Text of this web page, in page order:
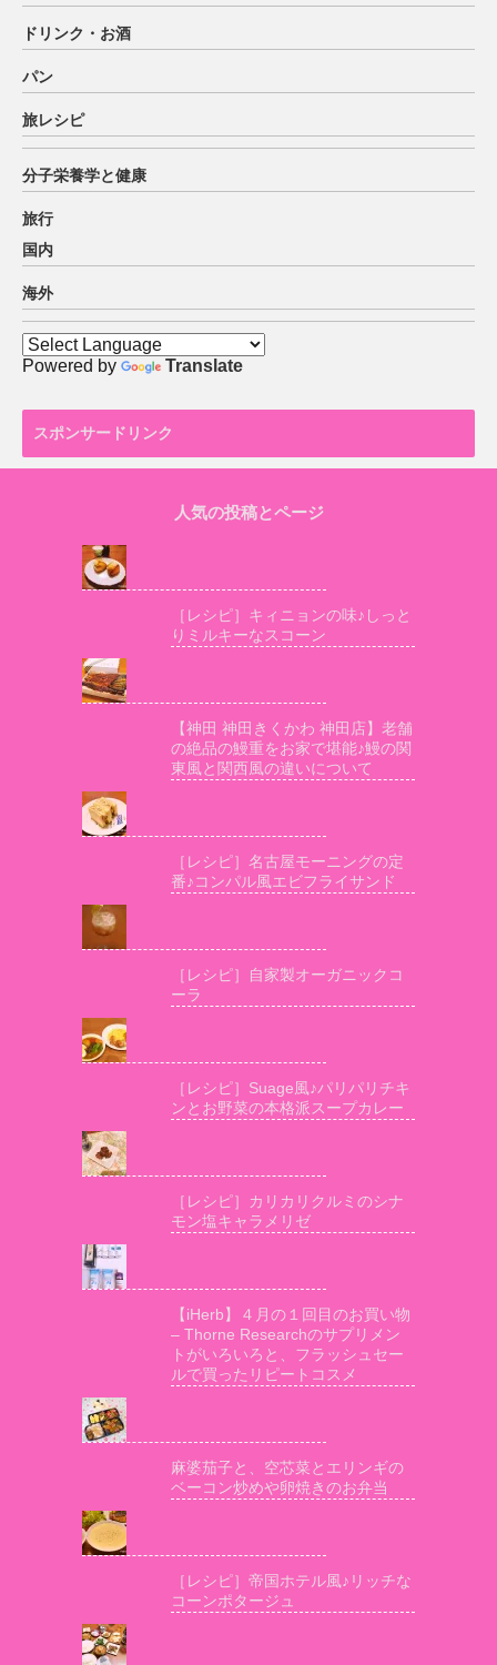
ドリンク・お酒
パン
旅レシピ
分子栄養学と健康
旅行
国内
海外
Powered by Translate
スポンサードリンク
人気の投稿とページ
［レシピ］キィニョンの味♪しっと
りミルキーなスコーン
【神田 神田きくかわ 神田店】老舗
の絶品の鰻重をお家で堪能♪鰻の関
東風と関西風の違いについて
［レシピ］名古屋モーニングの定
番♪コンパル風エビフライサンド
［レシピ］自家製オーガニックコ
ーラ
［レシピ］Suage風♪パリパリチキ
ンとお野菜の本格派スープカレー
［レシピ］カリカリクルミのシナ
モン塩キャラメリゼ
【iHerb】４月の１回目のお買い物
– Thorne Researchのサプリメン
トがいろいろと、フラッシュセー
ルで買ったリピートコスメ
麻婆茄子と、空芯菜とエリンギの
ベーコン炒めや卵焼きのお弁当
［レシピ］帝国ホテル風♪リッチな
コーンポタージュ